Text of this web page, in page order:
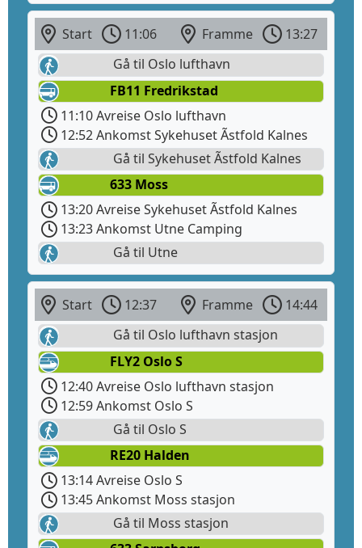
Start 11:06 Framme
13:27
Gå til Oslo lufthavn
FB11 Fredrikstad
11:10 Avreise Oslo lufthavn
12:52 Ankomst Sykehuset Ãstfold Kalnes
Gå til Sykehuset Ãstfold Kalnes
633 Moss
13:20 Avreise Sykehuset Ãstfold Kalnes
13:23 Ankomst Utne Camping
Gå til Utne
Start 12:37 Framme
14:44
Gå til Oslo lufthavn stasjon
FLY2 Oslo S
12:40 Avreise Oslo lufthavn stasjon
12:59 Ankomst Oslo S
Gå til Oslo S
RE20 Halden
13:14 Avreise Oslo S
13:45 Ankomst Moss stasjon
Gå til Moss stasjon